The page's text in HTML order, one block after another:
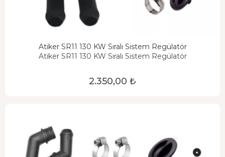
Atiker SR11 130 KW Sıralı Sistem Regülatör
Atiker SR11 130 KW Sıralı Sistem Regülatör
2.350,00 ₺